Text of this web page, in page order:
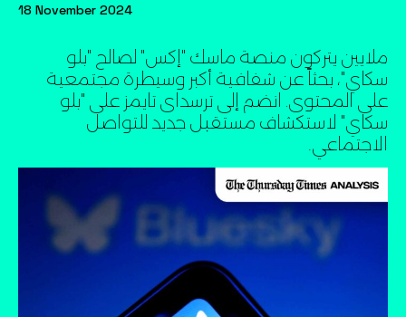
18 November 2024
ملايين يتركون منصة ماسك "إكس" لصالح "بلو
سكاي"، بحثاً عن شفافية أكبر وسيطرة مجتمعية
على المحتوى. انضم إلى ترسدای تايمز على "بلو
سكاي" لاستكشاف مستقبل جديد للتواصل
الاجتماعي۔